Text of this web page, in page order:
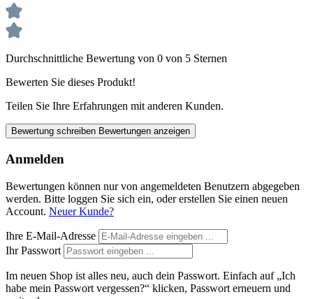
Durchschnittliche Bewertung von 0 von 5 Sternen
Bewerten Sie dieses Produkt!
Teilen Sie Ihre Erfahrungen mit anderen Kunden.
Bewertung schreiben Bewertungen anzeigen
Anmelden
Bewertungen können nur von angemeldeten Benutzern abgegeben
werden. Bitte loggen Sie sich ein, oder erstellen Sie einen neuen
Account. Neuer Kunde?
Ihre E-Mail-Adresse
Ihr Passwort
Im neuen Shop ist alles neu, auch dein Passwort. Einfach auf „Ich
habe mein Passwort vergessen?“ klicken, Passwort erneuern und